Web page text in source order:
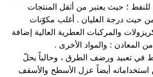
للنفط ؛ حيث يعتبر من أثقل المنتجات
من حيث درجة الغليان . أغلب مكوّنات
والمركبات العطرية العالية إضافة
المعادن : والمواد الأخرى .
في تعبيد ورضف الطرق ، وحالياً يحلّ
أيضاً عزل الأسطح والأسقف